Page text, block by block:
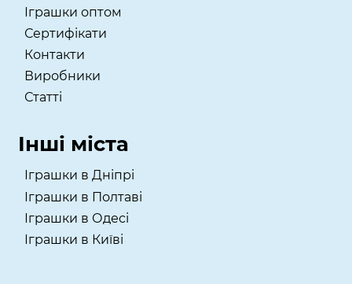
Іграшки оптом
Сертифікати
Контакти
Виробники
Статті
Інші міста
Іграшки в Дніпрі
Іграшки в Полтаві
Іграшки в Одесі
Іграшки в Київі